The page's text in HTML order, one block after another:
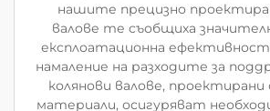
нашите прецизно
валове те съобщиха
експлоатационна
намаление на разходите за
колянови валове, проектирани
материали, осигуряват